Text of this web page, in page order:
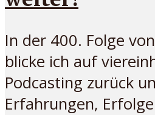
In der 400. Folge
blicke ich auf
Podcasting zurück
Erfahrungen,